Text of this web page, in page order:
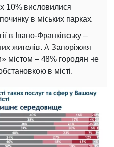
10% висловилися
в міських парках.
в Івано-Франківську –
жителів. А Запоріжжя
містом – 48% городян не
в місті.